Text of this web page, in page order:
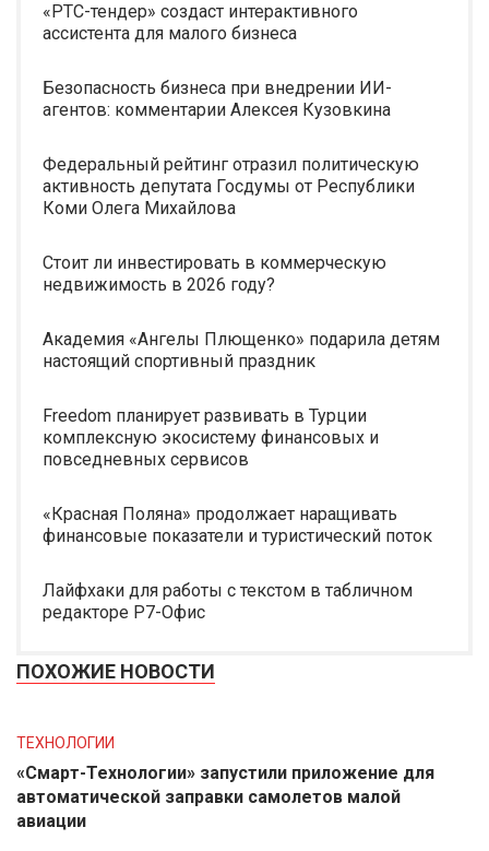
«РТС-тендер» создаст интерактивного
ассистента для малого бизнеса
Безопасность бизнеса при внедрении ИИ-
агентов: комментарии Алексея Кузовкина
Федеральный рейтинг отразил политическую
активность депутата Госдумы от Республики
Коми Олега Михайлова
Стоит ли инвестировать в коммерческую
недвижимость в 2026 году?
Академия «Ангелы Плющенко» подарила детям
настоящий спортивный праздник
Freedom планирует развивать в Турции
комплексную экосистему финансовых и
повседневных сервисов
«Красная Поляна» продолжает наращивать
финансовые показатели и туристический поток
Лайфхаки для работы с текстом в табличном
редакторе Р7-Офис
ПОХОЖИЕ НОВОСТИ
ТЕХНОЛОГИИ
«Смарт-Технологии» запустили приложение для
автоматической заправки самолетов малой
авиации